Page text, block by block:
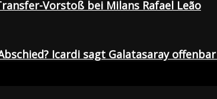
Vorstoß bei Milans Rafael Leão
Icardi sagt Galatasaray